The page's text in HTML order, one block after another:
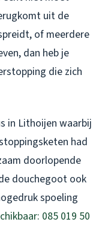
uit de
of meerdere
dan heb je
die zich
in Lithoijen waarbij
had
doorlopende
douchegoot ook
spoeling
085 019 50